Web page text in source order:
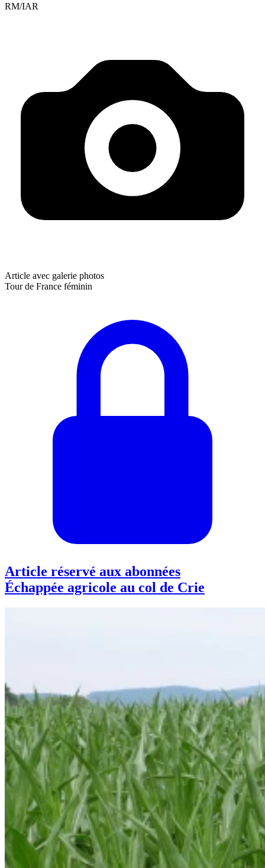
RM/IAR
Article avec galerie photos
Tour de France féminin
Article réservé aux abonnées
Échappée agricole au col de Crie